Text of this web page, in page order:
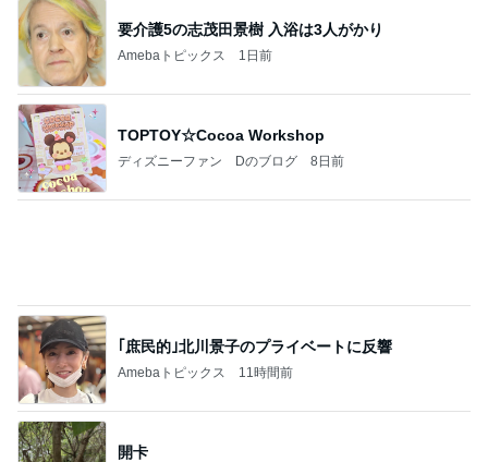
要介護5の志茂田景樹 入浴は3人がかり
Amebaトピックス 1日前
TOPTOY☆Cocoa Workshop
ディズニーファン Dのブログ 8日前
｢庶民的｣北川景子のプライベートに反響
Amebaトピックス 11時間前
開卡